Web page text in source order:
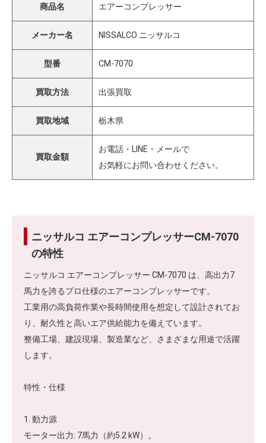
商品名 エアーコンプレッサー
メーカー名 NISSALCO ニッサルコ
型番 CM-7070
買取方法 出張買取
買取地域 栃木県
買取金額
お電話・LINE・メールで
お気軽にお問い合わせください。
ニッサルコ エアーコンプレッサーCM-7070
の特性
ニッサルコ エアーコンプレッサー CM-7070 は、高出力7
馬力を誇るプロ仕様のエアーコンプレッサーです。
工業用の高負荷作業や長時間使用を想定して設計されてお
り、耐久性と高いエア供給能力を備えています。
整備工場、建設現場、製造業など、さまざまな用途で活躍
します。
特性・仕様
1. 動力源
モーター出力: 7馬力（約5.2 kW）。